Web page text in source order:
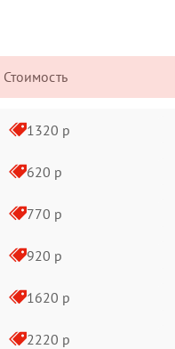
Стоимость
1320 р
620 р
770 р
920 р
1620 р
2220 р